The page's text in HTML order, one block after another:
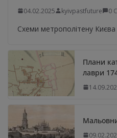
04.02.2025 kyivpastfuture 0
Схеми метрополітену Києва
Плани
лаври